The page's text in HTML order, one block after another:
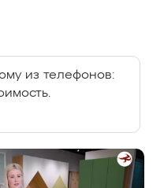
из телефонов: